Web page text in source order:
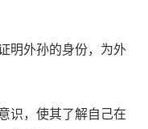
明外孙的身份，为外
识，使其了解自己在